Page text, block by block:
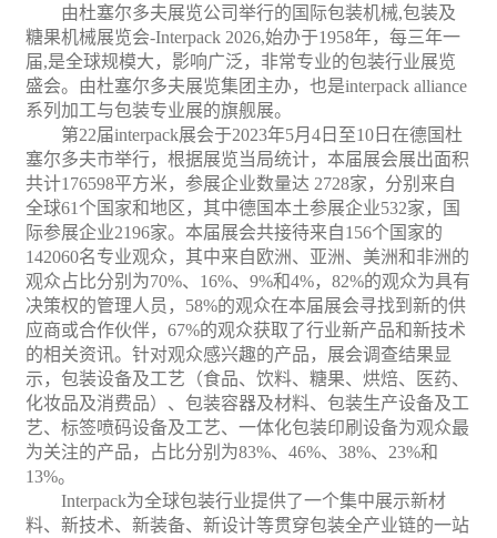
由杜塞尔多夫展览公司 举行的国际包装机械,包装及
糖果机械展览会-Interpack 2026,始办于1958年， 每三年一
届,是全球规模大 ， 影响广泛，非常专业的包装行业展览
盛会。由杜塞尔多夫展览集团主办，也是interpack alliance
系列加工与包装专业展的旗舰展。
第22届interpack展会于2023年5月 4 日至10 日在德国杜
塞尔多夫市举行，根据展览当局统计，本届展会展出面积
共计176598平方米，参展企业数量达 2728家，分别来自
全球61个国家和地区，其中德国本土参展企业532家，国
际参展企业2196家。本届展会共接待来自156个国家的
142060名专业观众，其中来自欧洲、亚洲、美洲和非洲的
观众占比分别为70%、 16%、 9%和4%， 82%的观众为具有
决策权的管理人员， 58%的观众在本届展会寻找到新的供
应商或合作伙伴， 67%的观众获取了行业新产品和新技术
的相关资讯。针对观众感兴趣的产品，展会调查结果显
示，包装设备及工艺 （食品、饮料、糖果、烘焙、 医药、
化妆品及消费品）、包装容器及材料、包装生产设备及工
艺、标签喷码设备及工艺、一体化包装印刷 设备为观众最
为关注的产品，占比分别为83%、 46%、 38%、 23%和
13%。
Interpack为全球包装行业提供了一个集中展示新材
料、新技术、新装备、新设计等贯穿包装全产业链的一站